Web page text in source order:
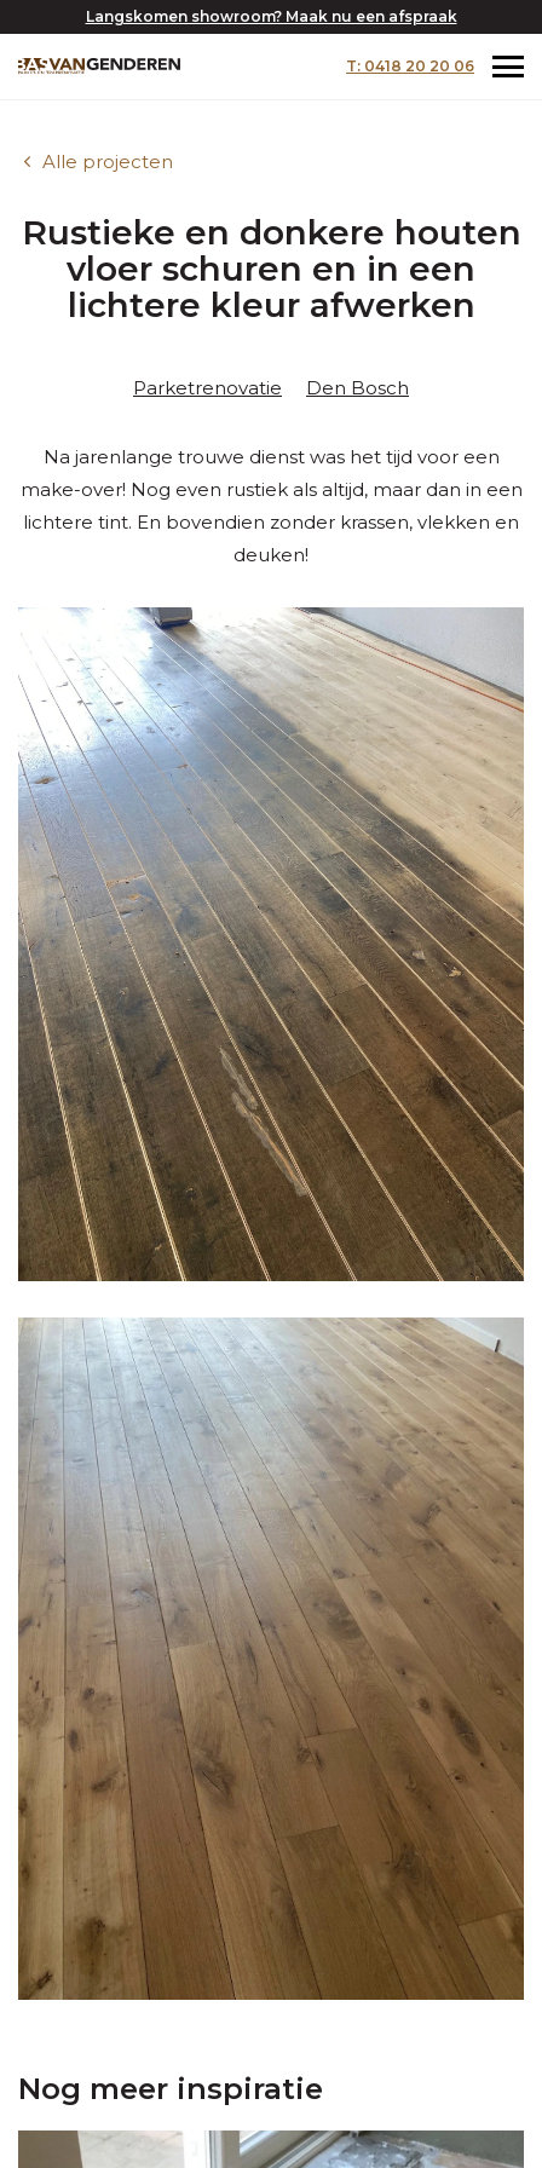
Langskomen showroom? Maak nu een afspraak
T: 0418 20 20 06
Alle projecten
Rustieke en donkere houten
vloer schuren en in een
lichtere kleur afwerken
Parketrenovatie Den Bosch
Na jarenlange trouwe dienst was het tijd voor een
make-over! Nog even rustiek als altijd, maar dan in een
lichtere tint. En bovendien zonder krassen, vlekken en
deuken!
Nog meer inspiratie